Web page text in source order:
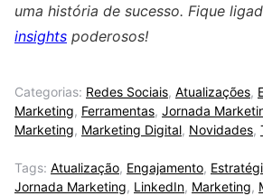
uma história de sucesso. Fique
insights poderosos!
Categorias: Redes Sociais, Atualizações,
Marketing, Ferramentas, Jornada
Marketing, Marketing Digital, Novidades,
Tags: Atualização, Engajamento,
Jornada Marketing, LinkedIn, Marketing,